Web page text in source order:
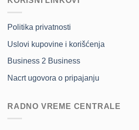
Politika privatnosti
Uslovi kupovine i korišćenja
Business 2 Business
Nacrt ugovora o pripajanju
RADNO VREME CENTRALE